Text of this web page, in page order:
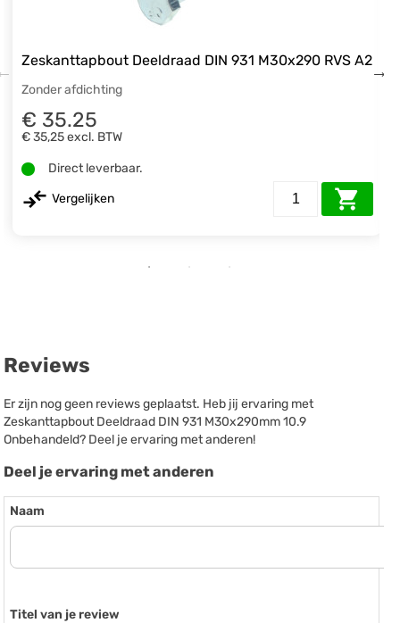
Zeskanttapbout Deeldraad DIN 931 M30x290 RVS A2
Zonder afdichting
€ 35.25
€ 35,25excl. BTW
Direct leverbaar.
Vergelijken
Reviews
Er zijn nog geen reviews geplaatst. Heb jij ervaring met
Zeskanttapbout Deeldraad DIN 931 M30x290mm 10.9
Onbehandeld? Deel je ervaring met anderen!
Deel je ervaring met anderen
Naam
Titel van je review